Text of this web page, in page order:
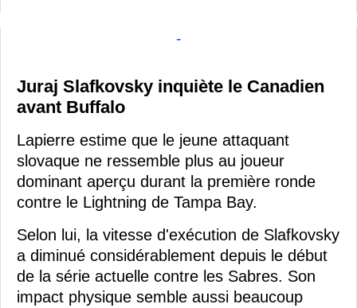
-
Juraj Slafkovsky inquiète le Canadien
avant Buffalo
Lapierre estime que le jeune attaquant
slovaque ne ressemble plus au joueur
dominant aperçu durant la première ronde
contre le Lightning de Tampa Bay.
Selon lui, la vitesse d'exécution de Slafkovsky
a diminué considérablement depuis le début
de la série actuelle contre les Sabres. Son
impact physique semble aussi beaucoup